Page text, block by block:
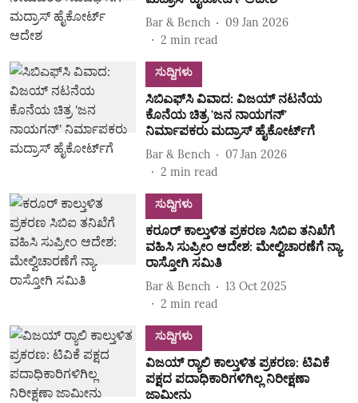
Bar & Bench
09 Jan 2026
2 min read
ಸುದ್ದಿಗಳು
ಸಿಬಿಎಫ್‌ಸಿ ವಿವಾದ: ವಿಜಯ್ ನಟನೆಯ
ಕೊನೆಯ ಚಿತ್ರ 'ಜನ ನಾಯಗನ್'
ನಿರ್ಮಾಪಕರು ಮದ್ರಾಸ್ ಹೈಕೋರ್ಟ್‌ಗೆ
Bar & Bench
07 Jan 2026
2 min read
ಸುದ್ದಿಗಳು
ಕರೂರ್ ಕಾಲ್ತುಳಿತ ಪ್ರಕರಣ ಸಿಬಿಐ ತನಿಖೆಗೆ
ವಹಿಸಿ ಸುಪ್ರೀಂ ಆದೇಶ: ಮೇಲ್ವಿಚಾರಣೆಗೆ ನ್ಯಾ.
ರಾಸ್ತೋಗಿ ಸಮಿತಿ
Bar & Bench
13 Oct 2025
2 min read
ಸುದ್ದಿಗಳು
ವಿಜಯ್ ರ‍್ಯಾಲಿ ಕಾಲ್ತುಳಿತ ಪ್ರಕರಣ: ಟಿವಿಕೆ
ಪಕ್ಷದ ಪದಾಧಿಕಾರಿಗಳಿಗಿಲ್ಲ ನಿರೀಕ್ಷಣಾ
ಜಾಮೀನು